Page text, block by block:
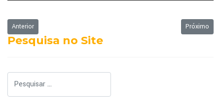
Artigo anterior: Ordem do dia - 12/08/2019
Anterior Próximo
Próximo
Pesquisa no Site